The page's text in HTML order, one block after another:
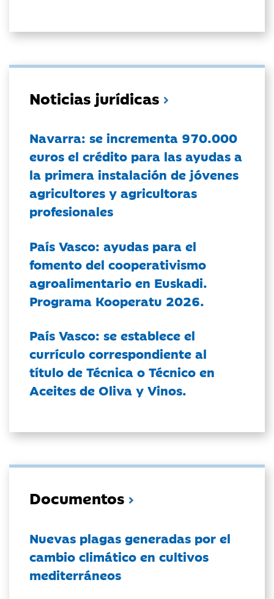
Noticias jurídicas
Navarra: se incrementa 970.000
euros el crédito para las ayudas a
la primera instalación de jóvenes
agricultores y agricultoras
profesionales
País Vasco: ayudas para el
fomento del cooperativismo
agroalimentario en Euskadi.
Programa Kooperatu 2026.
País Vasco: se establece el
currículo correspondiente al
título de Técnica o Técnico en
Aceites de Oliva y Vinos.
Documentos
Nuevas plagas generadas por el
cambio climático en cultivos
mediterráneos